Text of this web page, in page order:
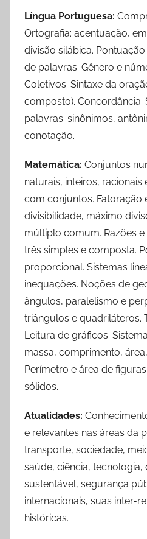
Língua Portuguesa:
Ortografia: acentuação,
divisão silábica.
de palavras. Gênero e
Coletivos. Sintaxe da
composto). Concordância.
palavras: sinônimos,
conotação.
Matemática: Conjuntos
naturais, inteiros, racionais
com conjuntos. Fatoração
divisibilidade, máximo
múltiplo comum. Razões
três simples e composta.
proporcional. Sistemas
inequações. Noções de
ângulos, paralelismo e
triângulos e quadriláteros.
Leitura de gráficos.
massa, comprimento,
Perímetro e área de
sólidos.
Atualidades:
e relevantes nas áreas da
transporte, sociedade,
saúde, ciência,
sustentável, segurança
internacionais, suas inter-
históricas.